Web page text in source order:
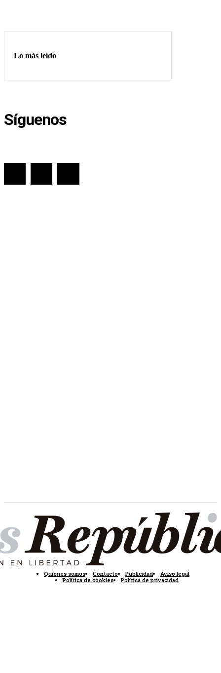
Lo más leído
Síguenos
Quienes somos Contacto Publicidad
Aviso legal
Política de cookies
Política de privacidad